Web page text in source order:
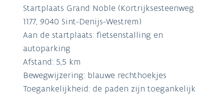
Startplaats Grand Noble (Kortrijksesteenweg
1177, 9040 Sint-Denijs-Westrem)
Aan de startplaats: fietsenstalling en
autoparking
Afstand: 5,5 km
Bewegwijzering: blauwe rechthoekjes
Toegankelijkheid: de paden zijn toegankelijk